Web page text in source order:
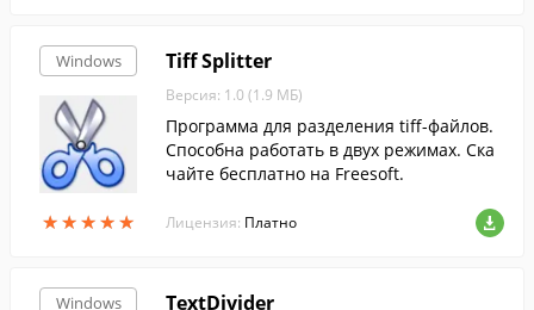
Windows
★★★★★
★★★★★
Tiff Splitter
Версия: 1.0 (1.9 МБ)
Программа для разделения tiff-файлов.
Способна работать в двух режимах. Ска
чайте бесплатно на Freesoft.
Лицензия: Платно
Windows TextDivider